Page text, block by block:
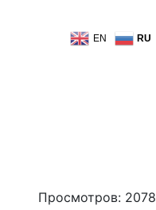
EN RU
Просмотров: 2078